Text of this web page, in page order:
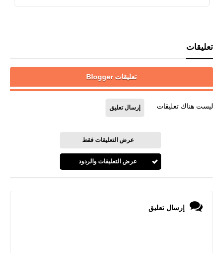
تعليقات
تعليقات Blogger
ليست هناك تعليقات إرسال تعليق
عرض التعليقات فقط
عرض التعليقات والردود
إرسال تعليق